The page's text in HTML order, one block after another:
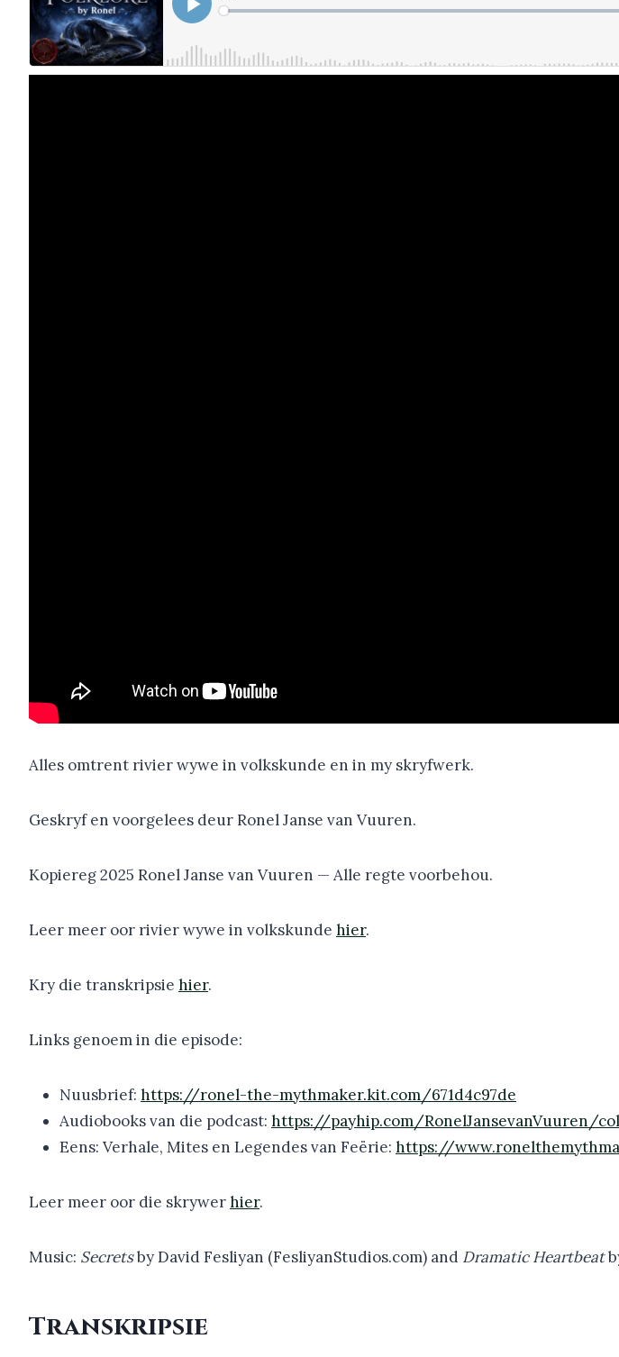
Alles omtrent rivier wywe in volkskunde en in my skryfwerk.
Geskryf en voorgelees deur Ronel Janse van Vuuren.
Kopiereg 2025 Ronel Janse van Vuuren — Alle regte voorbehou.
Leer meer oor rivier wywe in volkskunde hier.
Kry die transkripsie hier.
Links genoem in die episode:
Nuusbrief: https://ronel-the-mythmaker.kit.com/671d4c97de
Audiobooks van die podcast: https://payhip.com/RonelJansevanVuuren/
Eens: Verhale, Mites en Legendes van Feërie: https://
Leer meer oor die skrywerhier.
Music: Secretsby David Fesliyan (FesliyanStudios.com) and Dramatic Heartbeat
Transkripsie